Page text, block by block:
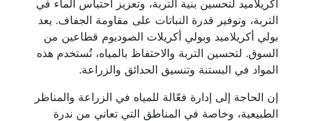
أكريلاميد لتحسين بنية التربة، وتعزيز احتباس الماء في
التربة، وتوفير قدرة النباتات على مقاومة الجفاف. يعد
بولي أكريلاميد وبولي أكريلات الصوديوم قطاعين من
السوق. لتحسين التربة والاحتفاظ بالمياه، تُستخدم هذه
المواد في البستنة وتنسيق الحدائق والزراعة.
إن الحاجة إلى إدارة فعّالة للمياه في الزراعة والمناظر
الطبيعية، وخاصة في المناطق التي تعاني من ندرة